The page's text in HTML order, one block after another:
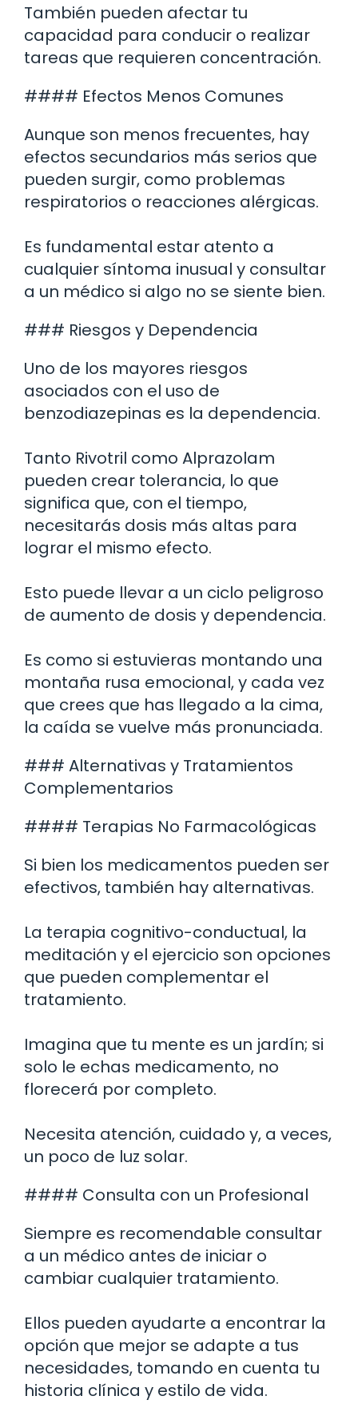
También pueden afectar tu
capacidad para conducir o realizar
tareas que requieren concentración.
#### Efectos Menos Comunes
Aunque son menos frecuentes, hay
efectos secundarios más serios que
pueden surgir, como problemas
respiratorios o reacciones alérgicas.
Es fundamental estar atento a
cualquier síntoma inusual y consultar
a un médico si algo no se siente bien.
### Riesgos y Dependencia
Uno de los mayores riesgos
asociados con el uso de
benzodiazepinas es la dependencia.
Tanto Rivotril como Alprazolam
pueden crear tolerancia, lo que
significa que, con el tiempo,
necesitarás dosis más altas para
lograr el mismo efecto.
Esto puede llevar a un ciclo peligroso
de aumento de dosis y dependencia.
Es como si estuvieras montando una
montaña rusa emocional, y cada vez
que crees que has llegado a la cima,
la caída se vuelve más pronunciada.
### Alternativas y Tratamientos
Complementarios
#### Terapias No Farmacológicas
Si bien los medicamentos pueden ser
efectivos, también hay alternativas.
La terapia cognitivo-conductual, la
meditación y el ejercicio son opciones
que pueden complementar el
tratamiento.
Imagina que tu mente es un jardín; si
solo le echas medicamento, no
florecerá por completo.
Necesita atención, cuidado y, a veces,
un poco de luz solar.
#### Consulta con un Profesional
Siempre es recomendable consultar
a un médico antes de iniciar o
cambiar cualquier tratamiento.
Ellos pueden ayudarte a encontrar la
opción que mejor se adapte a tus
necesidades, tomando en cuenta tu
historia clínica y estilo de vida.